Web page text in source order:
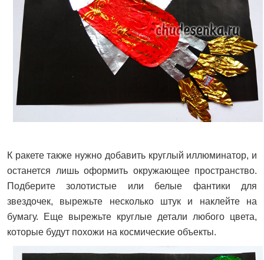
К ракете также нужно добавить круглый иллюминатор, и
останется лишь оформить окружающее пространство.
Подберите золотистые или белые фантики для
звездочек, вырежьте несколько штук и наклейте на
бумагу. Еще вырежьте круглые детали любого цвета,
которые будут похожи на космические объекты.